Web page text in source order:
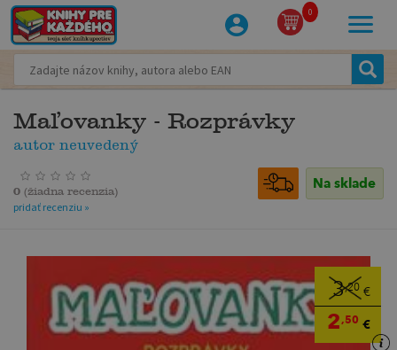
0
Maľovanky - Rozprávky
autor neuvedený
Na sklade
0 (žiadna recenzia)
pridať recenziu »
3,20 €
2,50 €